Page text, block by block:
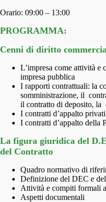
Orario: 09:00 – 13:00
PROGRAMMA:
Cenni di diritto
L’impresa come attività e
impresa pubblica
I rapporti contrattuali: la
somministrazione, il
il contratto di deposito, la
I contratti d’appalto privati
I contratti d’appalto della
La figura giuridica del
del Contratto
Quadro normativo di
Definizione del DEC e
Attività e compiti formali
Aspetti documentali